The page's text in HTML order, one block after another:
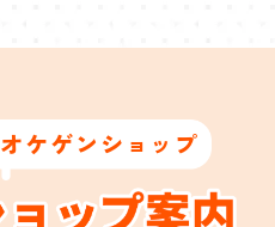
オケゲンショップ